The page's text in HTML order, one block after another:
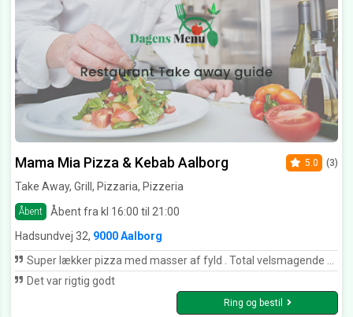
Mama Mia Pizza & Kebab Aalborg
Take Away, Grill, Pizzaria, Pizzeria
Åbent Åbent fra kl 16:00 til 21:00
5.0 (3)
Hadsundvej 32, 9000 Aalborg
Super lækker pizza med masser af fyld . Total velsmagende 😀 Ålborgs bedste pizza
Det var rigtig godt
Ring og bestil